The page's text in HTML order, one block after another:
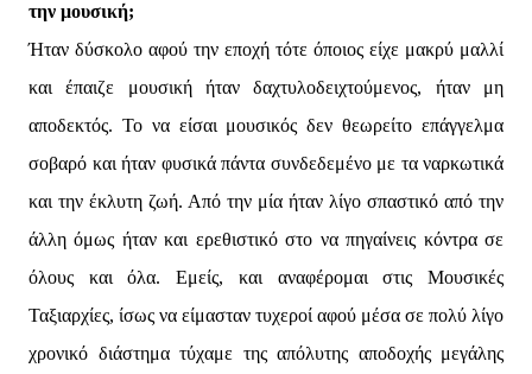
την μουσική;
Ήταν δύσκολο αφού την εποχή τότε όποιος είχε μακρύ μαλλί
και έπαιζε μουσική ήταν δαχτυλοδειχτούμενος, ήταν μη
αποδεκτός. Το να είσαι μουσικός δεν θεωρείτο επάγγελμα
σοβαρό και ήταν φυσικά πάντα συνδεδεμένο με τα ναρκωτικά
και την έκλυτη ζωή. Από την μία ήταν λίγο σπαστικό από την
άλλη όμως ήταν και ερεθιστικό στο να πηγαίνεις κόντρα σε
όλους και όλα. Εμείς, και αναφέρομαι στις Μουσικές
Ταξιαρχίες, ίσως να είμασταν τυχεροί αφού μέσα σε πολύ λίγο
χρονικό διάστημα τύχαμε της απόλυτης αποδοχής μεγάλης